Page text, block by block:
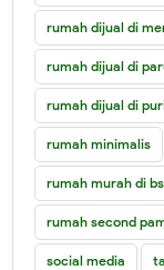
rumah dijual di
rumah dijual di
rumah dijual di
rumah minimalis
rumah murah di
rumah second
social media